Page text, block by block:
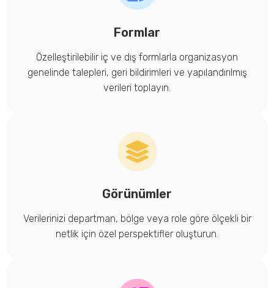
Formlar
Özelleştirilebilir iç ve dış formlarla organizasyon
genelinde talepleri, geri bildirimleri ve yapılandırılmış
verileri toplayın.
Görünümler
Verilerinizi departman, bölge veya role göre ölçekli bir
netlik için özel perspektifler oluşturun.